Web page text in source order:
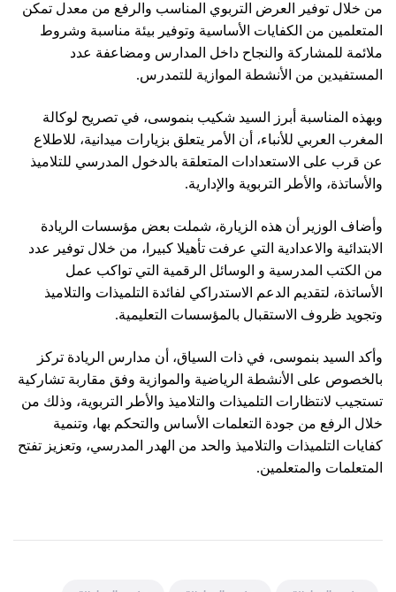
من خلال توفير العرض التربوي المناسب والرفع من معدل تمكن
المتعلمين من الكفايات الأساسية وتوفير بيئة مناسبة وشروط
ملائمة للمشاركة والنجاح داخل المدارس ومضاعفة عدد
المستفيدين من الأنشطة الموازية للتمدرس.
وبهذه المناسبة أبرز السيد شكيب بنموسى، في تصريح لوكالة
المغرب العربي للأنباء، أن الأمر يتعلق بزيارات ميدانية، للاطلاع
عن قرب على الاستعدادات المتعلقة بالدخول المدرسي للتلاميذ
والأساتذة، والأطر التربوية والإدارية.
وأضاف الوزير أن هذه الزيارة، شملت بعض مؤسسات الريادة
الابتدائية والاعدادية التي عرفت تأهيلا كبيرا، من خلال توفير عدد
من الكتب المدرسية و الوسائل الرقمية التي تواكب عمل
الأساتذة، لتقديم الدعم الاستدراكي لفائدة التلميذات والتلاميذ
وتجويد ظروف الاستقبال بالمؤسسات التعليمية.
وأكد السيد بنموسى، في ذات السياق، أن مدارس الريادة تركز
بالخصوص على الأنشطة الرياضية والموازية وفق مقاربة تشاركية
تستجيب لانتظارات التلميذات والتلاميذ والأطر التربوية، وذلك من
خلال الرفع من جودة التعلمات الأساس والتحكم بها، وتنمية
كفايات التلميذات والتلاميذ والحد من الهدر المدرسي، وتعزيز تفتح
المتعلمات والمتعلمين.